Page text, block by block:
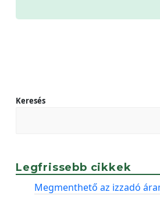
Keresés
Legfrissebb cikkek
Megmenthető az izzadó